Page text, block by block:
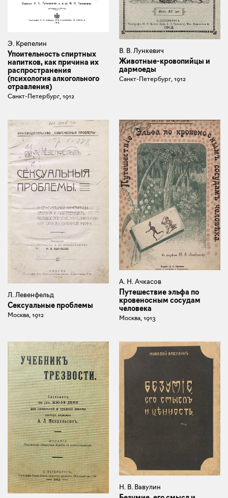
Э. Крепелин
Упоительность спиртных
напитков, как причина их
распространения
(психология алкогольного
отравления)
Санкт-Петербург, 1912
В. В. Лункевич
Животные-кровопийцы и
дармоеды
Санкт-Петербург, 1912
Л. Левенфельд
Сексуальные проблемы
Москва, 1912
А. Н. Ачкасов
Путешествие эльфа по
кровеносным сосудам
человека
Москва, 1913
Н. В. Вавулин